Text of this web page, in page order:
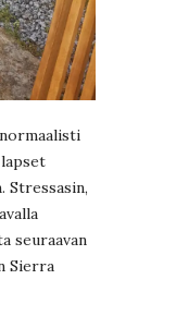
Stressasin,
seuraavan
Sierra